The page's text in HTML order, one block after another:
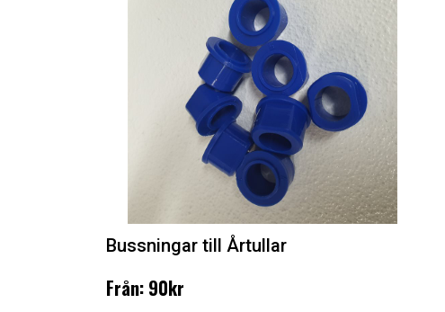
Bussningar till Årtullar
Från: 90kr